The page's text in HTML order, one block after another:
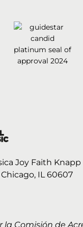
Joy Faith Knapp
Chicago, IL 60607
la Comisión de